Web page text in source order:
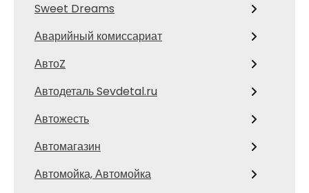
Sweet Dreams
Аварийный комиссариат
АвтоZ
Автодеталь Sevdetal.ru
Автожесть
Автомагазин
Автомойка, Автомойка